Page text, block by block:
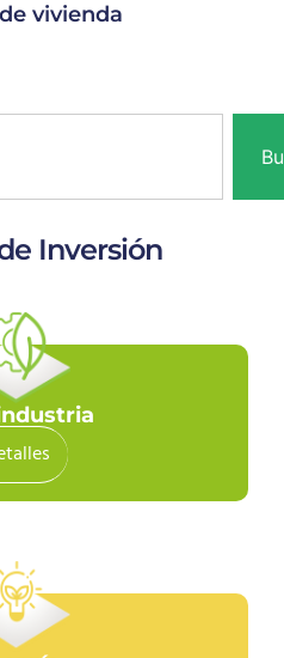
vivienda
Inversión